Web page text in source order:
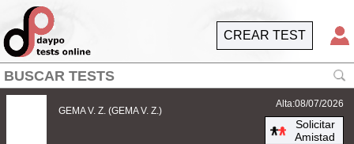
CREAR TEST
GEMA V. Z. (GEMA V. Z.)
Alta:08/07/2026
Solicitar
Amistad